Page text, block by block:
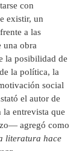
con
existir, un
a las
una obra
la posibilidad de
la política, la
social
el autor de
la entrevista que
agregó como
literatura hace